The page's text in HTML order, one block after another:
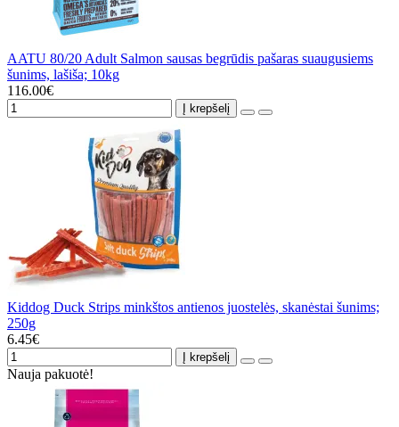
AATU 80/20 Adult Salmon sausas begrūdis pašaras suaugusiems
šunims, lašiša; 10kg
116.00€
Į krepšelį
Kiddog Duck Strips minkštos antienos juostelės, skanėstai šunims;
250g
6.45€
Į krepšelį
Nauja pakuotė!